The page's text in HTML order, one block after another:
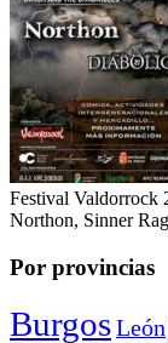
Festival Valdorrock
Northon, Sinner
Por provincias
BurgosLeón